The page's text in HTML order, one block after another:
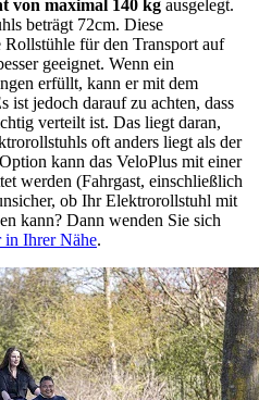
von maximal 140 kg ausgelegt.
beträgt 72cm. Diese
Rollstühle für den Transport auf
geeignet. Wenn ein
erfüllt, kann er mit dem
ist jedoch darauf zu achten, dass
verteilt ist. Das liegt daran,
oft anders liegt als der
kann das VeloPlus mit einer
werden (Fahrgast, einschließlich
ob Ihr Elektrorollstuhl mit
kann? Dann wenden Sie sich
in Ihrer Nähe.